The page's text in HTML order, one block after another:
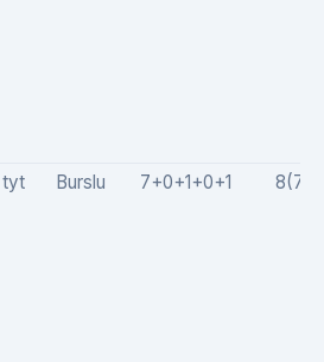
tyt Burslu 7+0+1+0+1